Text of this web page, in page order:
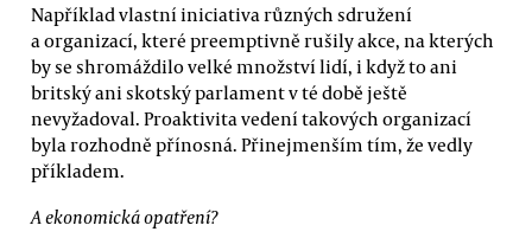
Například vlastní iniciativa různých sdružení
a organizací, které preemptivně rušily akce, na kterých
by se shromáždilo velké množství lidí, i když to ani
britský ani skotský parlament v té době ještě
nevyžadoval. Proaktivita vedení takových organizací
byla rozhodně přínosná. Přinejmenším tím, že vedly
příkladem.
A ekonomická opatření?